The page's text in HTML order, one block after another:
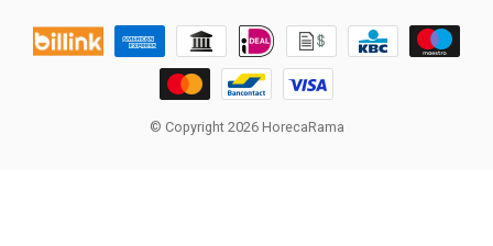
© Copyright 2026 HorecaRama